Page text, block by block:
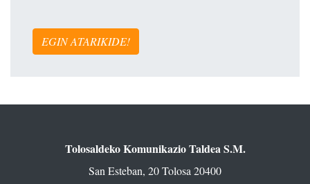
EGIN ATARIKIDE!
Tolosaldeko Komunikazio Taldea S.M.
San Esteban, 20 Tolosa 20400